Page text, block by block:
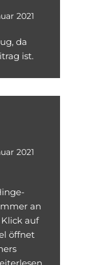
2021
da
ist.
2021
an
auf
öffnet